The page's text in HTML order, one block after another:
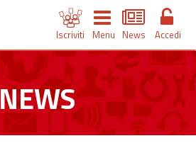
Iscriviti Menu News Accedi
NEWS